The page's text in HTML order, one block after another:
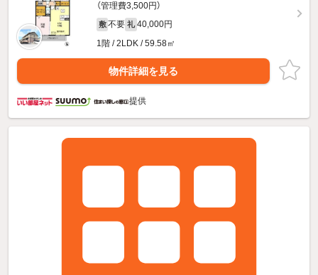
（管理費3,500円）
敷 不要 礼 40,000円
1階 / 2LDK / 59.58㎡
物件詳細を見る
提供